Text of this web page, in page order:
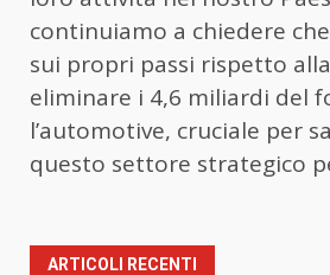
continuiamo a chiedere
sui propri passi rispetto
eliminare i 4,6 miliardi del
l’automotive, cruciale per
questo settore strategico
ARTICOLI RECENTI